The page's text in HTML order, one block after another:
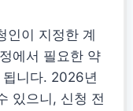
인이 지정한 계
에서 필요한 약
니다. 2026년
있으니, 신청 전